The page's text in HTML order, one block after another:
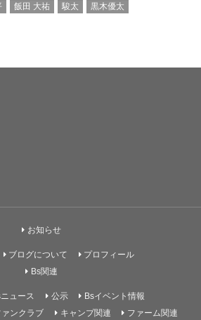
飯田 大祐 駿太 黒木優太
お知らせ
ブログについて
プロフィール
Bs関連
ニュース 公示
Bsイベント情報
ァンクラブ キャンプ関連 ファーム関連